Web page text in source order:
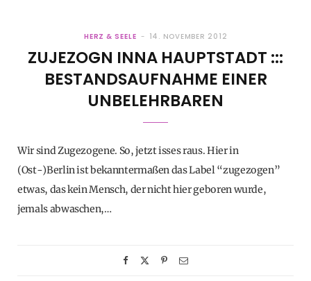
HERZ & SEELE 14. NOVEMBER 2012
ZUJEZOGN INNA HAUPTSTADT :::
BESTANDSAUFNAHME EINER
UNBELEHRBAREN
Wir sind Zugezogene. So, jetzt isses raus. Hier in
(Ost-)Berlin ist bekanntermaßen das Label “zugezogen”
etwas, das kein Mensch, der nicht hier geboren wurde,
jemals abwaschen,…